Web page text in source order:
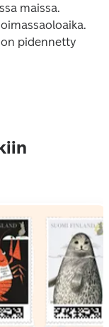
maissa.
pidennetty